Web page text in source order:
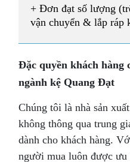
+ Đơn đạt số lượng
vận chuyển & lắp ráp
Đặc quyền khách hàng
ngành kệ Quang Đạt
Chúng tôi là nhà sản
không thông qua trung
dành cho khách hàng.
người mua luôn được ưu